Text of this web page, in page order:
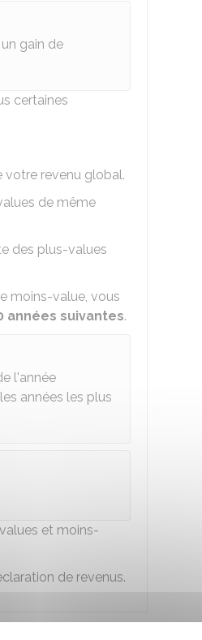
gain de
certaines
votre revenu global.
de même
des plus-values
moins-value, vous
années suivantes.
l'année
années les plus
et moins-
de revenus.